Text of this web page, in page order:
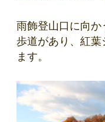
雨飾登山口に向
歩道があり、紅
ます。